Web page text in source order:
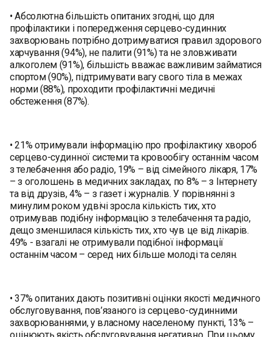
• Абсолютна більшість опитаних згодні, що для
профілактики і попередження серцево-судинних
захворювань потрібно дотримуватися правил здорового
харчування (94%), не палити (91%) та не зловживати
алкоголем (91%), більшість вважає важливим займатися
спортом (90%), підтримувати вагу свого тіла в межах
норми (88%), проходити профілактичні медичні
обстеження (87%).
• 21% отримували інформацію про профілактику хвороб
серцево-судинної системи та кровообігу останнім часом
з телебачення або радіо, 19% – від сімейного лікаря, 17%
– з оголошень в медичних закладах, по 8% – з Інтернету
та від друзів, 4% – з газет і журналів. У порівнянні з
минулим роком удвічі зросла кількість тих, хто
отримував подібну інформацію з телебачення та радіо,
дещо зменшилася кількість тих, хто чув це від лікарів.
49% - взагалі не отримували подібної інформації
останнім часом – серед них більше молоді та селян.
• 37% опитаних дають позитивні оцінки якості медичного
обслуговування, пов’язаного із серцево-судинними
захворюваннями, у власному населеному пункті, 13% –